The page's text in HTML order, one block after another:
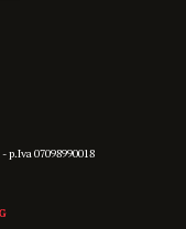
07098990018